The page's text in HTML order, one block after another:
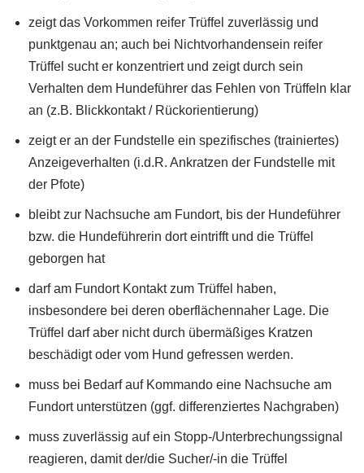
zeigt das Vorkommen reifer Trüffel zuverlässig und
punktgenau an; auch bei Nichtvorhandensein reifer
Trüffel sucht er konzentriert und zeigt durch sein
Verhalten dem Hundeführer das Fehlen von Trüffeln klar
an (z.B. Blickkontakt / Rückorientierung)
zeigt er an der Fundstelle ein spezifisches (trainiertes)
Anzeigeverhalten (i.d.R. Ankratzen der Fundstelle mit
der Pfote)
bleibt zur Nachsuche am Fundort, bis der Hundeführer
bzw. die Hundeführerin dort eintrifft und die Trüffel
geborgen hat
darf am Fundort Kontakt zum Trüffel haben,
insbesondere bei deren oberflächennaher Lage. Die
Trüffel darf aber nicht durch übermäßiges Kratzen
beschädigt oder vom Hund gefressen werden.
muss bei Bedarf auf Kommando eine Nachsuche am
Fundort unterstützen (ggf. differenziertes Nachgraben)
muss zuverlässig auf ein Stopp-/Unterbrechungssignal
reagieren, damit der/die Sucher/-in die Trüffel